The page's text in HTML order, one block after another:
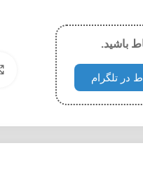
باشید.
در تلگرام